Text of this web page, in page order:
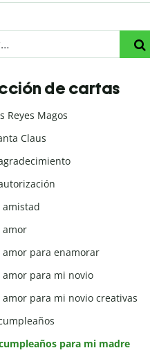
de cartas
Reyes Magos
Claus
amistad
amor
amor para enamorar
amor para mi novio
amor para mi novio creativas
para mi madre